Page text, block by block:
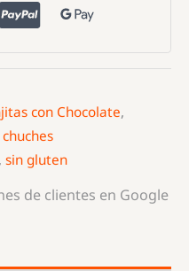
con Chocolate,
, sin gluten
de clientes en Google